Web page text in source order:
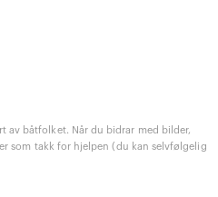
av båtfolket. Når du bidrar med bilder,
som takk for hjelpen (du kan selvfølgelig